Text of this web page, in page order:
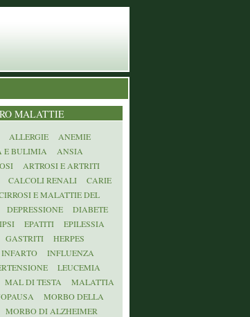
MALATTIE
ALLERGIE
ANEMIE
E BULIMIA
ANSIA
ARTROSI E ARTRITI
CALCOLI RENALI
CARIE
E MALATTIE DEL
DEPRESSIONE
DIABETE
EPATITI
EPILESSIA
GASTRITI
HERPES
INFARTO
INFLUENZA
LEUCEMIA
MAL DI TESTA
MALATTIA
MORBO DELLA
MORBO DI ALZHEIMER